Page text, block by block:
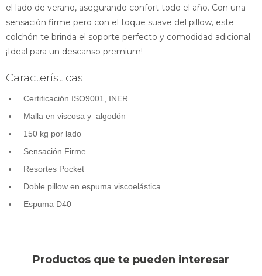
el lado de verano, asegurando confort todo el año. Con una
sensación firme pero con el toque suave del pillow, este
colchón te brinda el soporte perfecto y comodidad adicional.
¡Ideal para un descanso premium!
Características
Certificación ISO9001, INER
Malla en viscosa y algodón
150 kg por lado
Sensación Firme
Resortes Pocket
Doble pillow en espuma viscoelástica
Espuma D40
Productos que te pueden interesar